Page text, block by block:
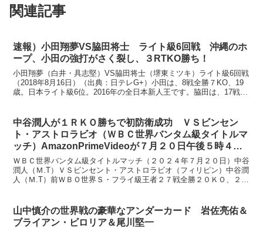
関連記事
速報）小田翔夢VS脇田将士 ライト級6回戦 沖縄のホ
ープ、小田の強打がさく裂し、３RTKO勝ち！
小田翔夢（白井・具志堅）VS脇田将士（堺東ミツキ）ライト級6回戦
（2018年8月16日）（出典：日テレG+）小田は、8戦全勝７KO、19
歳。日本ライト級6位。2016年の全日本新人王です。脇田は、17戦8
中谷潤人が１ＲＫＯ勝ちで初防衛成功 ＶＳビンセン
ト・アストロラビオ（ＷＢＣ世界バンタム級タイトルマ
ッチ）AmazonPrimeVideoが７月２０日午後５時４５
分から生配信
ＷＢＣ世界バンタム級タイトルマッチ（２０２４年７月２０日）中谷
潤人（Ｍ.T）ＶＳビンセント・アストロラビオ（フィリピン）中谷潤
人（Ｍ.T）前ＷＢＯ世界Ｓ・フライ級王者２７戦全勝２０ＫＯ、２６
山中慎介の世界戦の豪華なアンダーカード 岩佐亮佑＆
ブライアン・ビロリア＆尾川堅一